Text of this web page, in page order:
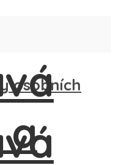
osobních